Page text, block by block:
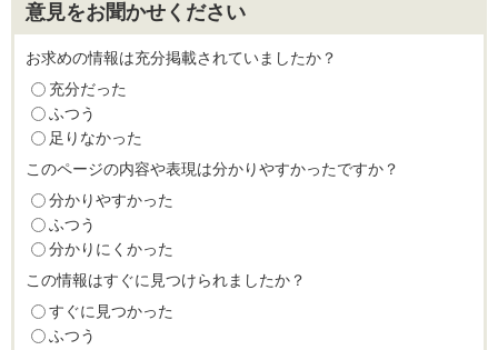
意見をお聞かせください
お求めの情報は充分掲載されていましたか？
充分だった
ふつう
足りなかった
このページの内容や表現は分かりやすかったですか？
分かりやすかった
ふつう
分かりにくかった
この情報はすぐに見つけられましたか？
すぐに見つかった
ふつう